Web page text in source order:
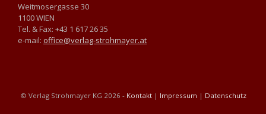
Weitmosergasse 30
1100 WIEN
Tel. & Fax: +43 1 617 26 35
e-mail: office@verlag-strohmayer.at
© Verlag Strohmayer KG 2026 - Kontakt| Impressum | Datenschutz